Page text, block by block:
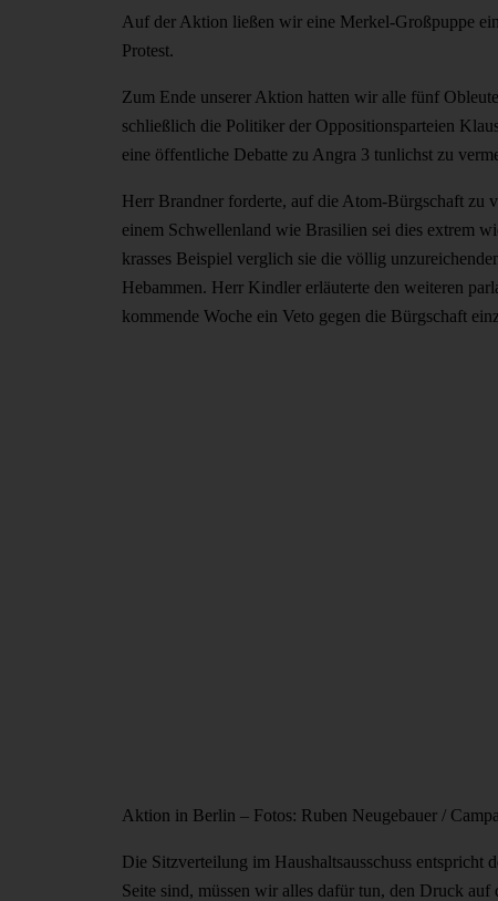
Auf der Aktion ließen wir eine Merkel-Großpuppe
Protest.
Zum Ende unserer Aktion hatten wir alle fünf
schließlich die Politiker der Oppositionsparteien
eine öffentliche Debatte zu Angra 3 tunlichst zu
Herr Brandner forderte, auf die Atom-Bürgschaft zu
einem Schwellenland wie Brasilien sei dies extrem
krasses Beispiel verglich sie die völlig
Hebammen. Herr Kindler erläuterte den weiteren
kommende Woche ein Veto gegen die Bürgschaft
Aktion in Berlin – Fotos: Ruben Neugebauer /
Die Sitzverteilung im Haushaltsausschuss
Seite sind, müssen wir alles dafür tun, den Druck